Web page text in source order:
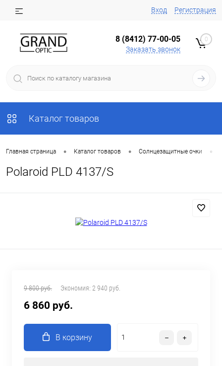
Вход Регистрация
8 (8412) 77-00-05
Заказать звонок
0
Каталог товаров
Главная страница • Каталог товаров • Солнцезащитные очки •
Polaroid PLD 4137/S
9 800 руб. Экономия: 2 940 руб.
6 860 руб.
В корзину